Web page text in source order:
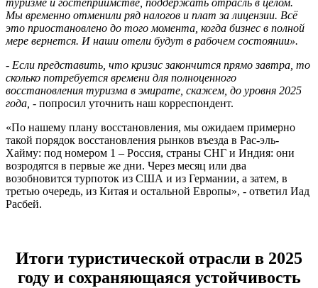
туризме и гостеприимстве, поддержать отрасль в целом.
Мы временно отменили ряд налогов и плат за лицензии. Всё
это приостановлено до того момента, когда бизнес в полной
мере вернется. И наши отели будут в рабочем состоянии».
- Если представить, что кризис закончится прямо завтра, то
сколько потребуется времени для полноценного
восстановления туризма в эмирате, скажем, до уровня 2025
года, - попросил уточнить наш корреспондент.
«По нашему плану восстановления, мы ожидаем примерно
такой порядок восстановления рынков въезда в Рас-эль-
Хайму: под номером 1 – Россия, страны СНГ и Индия: они
возродятся в первые же дни. Через месяц или два
возобновится турпоток из США и из Германии, а затем, в
третью очередь, из Китая и остальной Европы», - ответил Иад
Расбей.
Итоги туристической отрасли в 2025
году и сохраняющаяся устойчивость